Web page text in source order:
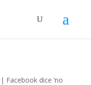
| Facebook dice ‘no